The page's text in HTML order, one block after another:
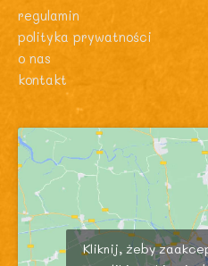
regulamin
polityka prywatności
o nas
kontakt
Kliknij, żeby